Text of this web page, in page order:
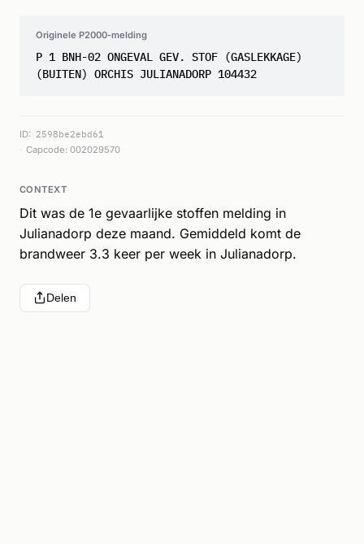
Originele P2000-melding
P 1 BNH-02 ONGEVAL GEV. STOF (GASLEKKAGE)
(BUITEN) ORCHIS JULIANADORP 104432
ID: 2598be2ebd61
Capcode: 002029570
CONTEXT
Dit was de 1e gevaarlijke stoffen melding in
Julianadorp deze maand. Gemiddeld komt de
brandweer 3.3 keer per week in Julianadorp.
Delen